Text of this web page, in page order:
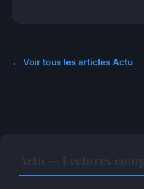
← Voir tous les articles Actu